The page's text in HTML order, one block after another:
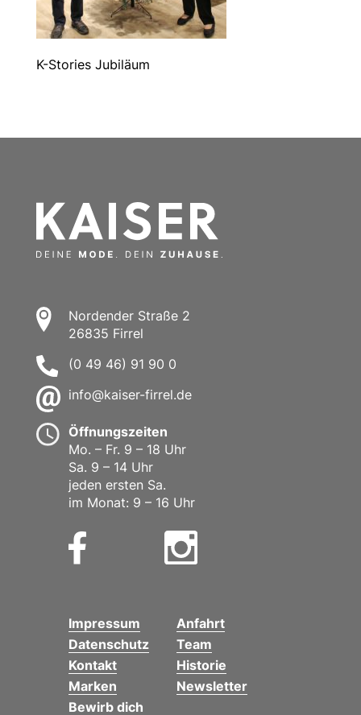
K-Stories Jubiläum
Nordender Straße 2
26835 Firrel
(0 49 46) 91 90 0
info@kaiser-firrel.de
Öffnungszeiten
Mo. – Fr. 9 – 18 Uhr
Sa. 9 – 14 Uhr
jeden ersten Sa.
im Monat: 9 – 16 Uhr
Impressum
Datenschutz
Kontakt
Marken
Bewirb dich
Anfahrt
Team
Historie
Newsletter